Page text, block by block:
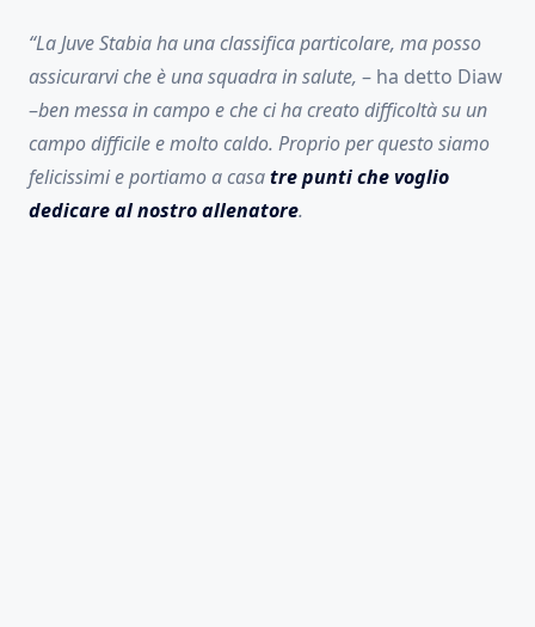
“La Juve Stabia ha una classifica particolare, ma posso
assicurarvi che è una squadra in salute, – ha detto Diaw
–ben messa in campo e che ci ha creato difficoltà su un
campo difficile e molto caldo. Proprio per questo siamo
felicissimi e portiamo a casatre punti che voglio
dedicare al nostro allenatore.